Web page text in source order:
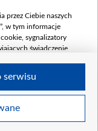
likwidacji
przez Ciebie naszych
w tym informacje
sygnalizatory
świadczenie
przez Ciebie
serwisu